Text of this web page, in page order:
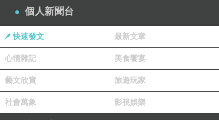
個人新聞台
快速發文 最新文章
心情雜記 美食饗宴
藝文欣賞 旅遊玩家
社會萬象 影視娛樂